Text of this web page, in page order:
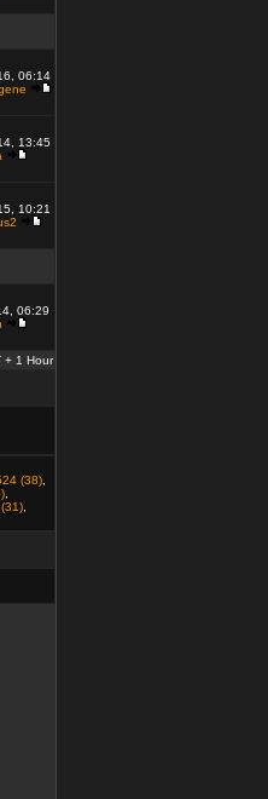
06:14
13:45
10:21
06:29
+ 1 Hour
(38)